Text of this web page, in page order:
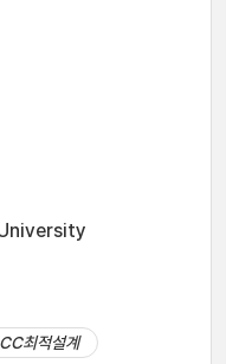
최적설계